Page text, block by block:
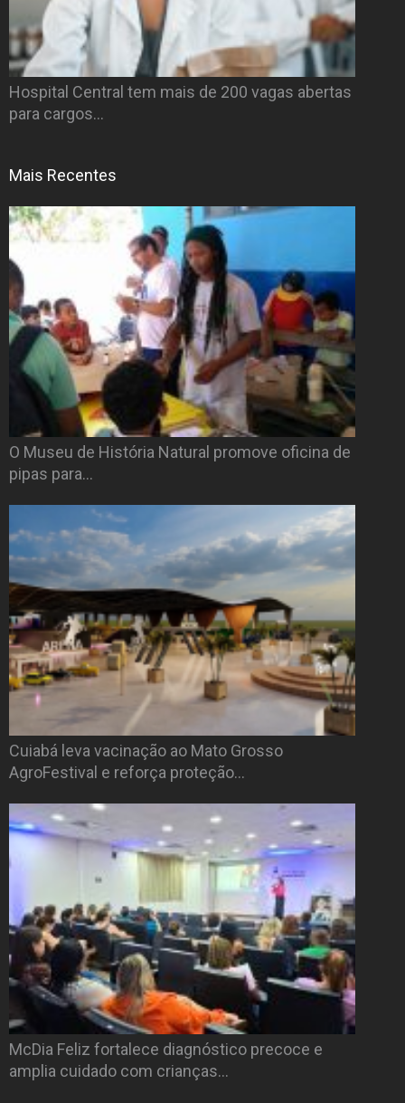
Hospital Central tem mais de 200 vagas abertas
para cargos…
Mais Recentes
O Museu de História Natural promove oficina de
pipas para…
Cuiabá leva vacinação ao Mato Grosso
AgroFestival e reforça proteção…
McDia Feliz fortalece diagnóstico precoce e
amplia cuidado com crianças…